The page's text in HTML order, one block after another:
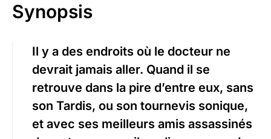
Synopsis
Il y a des endroits où le docteur ne
devrait jamais aller. Quand il se
retrouve dans la pire d’entre eux, sans
son Tardis, ou son tournevis sonique,
et avec ses meilleurs amis assassinés